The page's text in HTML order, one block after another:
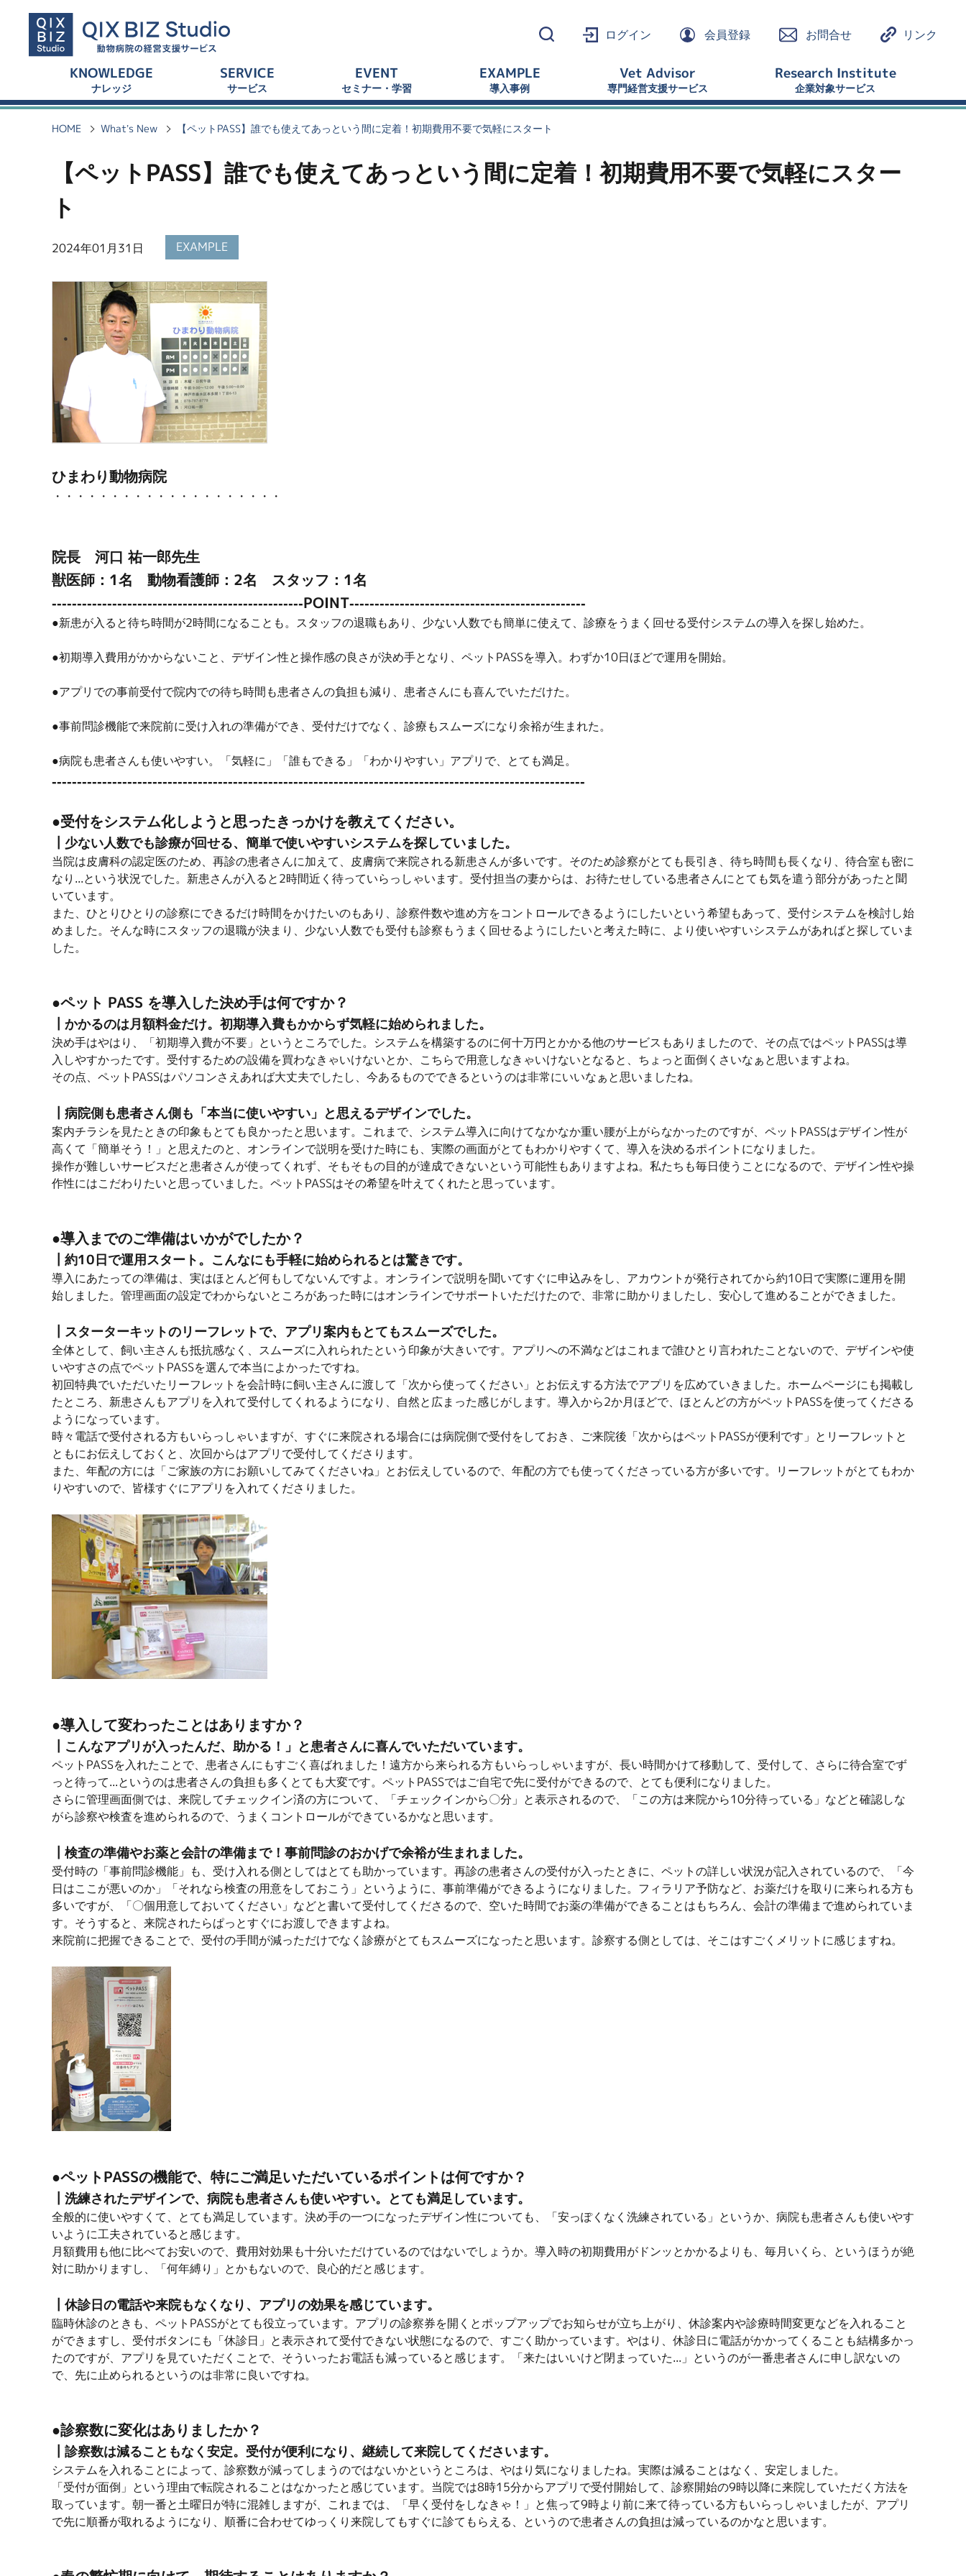
ログイン 会員登録 お問合せ リンク
KNOWLEDGE
ナレッジ
SERVICE
サービス
EVENT
セミナー・学習
EXAMPLE
導入事例
Vet Advisor
専門経営支援サービス
Research Institute
企業対象サービス
HOME What’s New 【ペットPASS】誰でも使えてあっという間に定着！初期費用不要で気軽にスタート
【ペットPASS】誰でも使えてあっという間に定着！初期費用不要で気軽にスター
ト
2024年01月31日 EXAMPLE
ひまわり動物病院
・・・・・・・・・・・・・・・・・・・・
院長 河口 祐一郎先生
獣医師：1名 動物看護師：2名 スタッフ：1名
--------------------------------------------------POINT-----------------------------------------------
●新患が入ると待ち時間が2時間になることも。スタッフの退職もあり、少ない人数でも簡単に使えて、診療をうまく回せる受付システムの導入を探し始めた。
●初期導入費用がかからないこと、デザイン性と操作感の良さが決め手となり、ペットPASSを導入。わずか10日ほどで運用を開始。
●アプリでの事前受付で院内での待ち時間も患者さんの負担も減り、患者さんにも喜んでいただけた。
●事前問診機能で来院前に受け入れの準備ができ、受付だけでなく、診療もスムーズになり余裕が生まれた。
●病院も患者さんも使いやすい。「気軽に」「誰もできる」「わかりやすい」アプリで、とても満足。
----------------------------------------------------------------------------------------------------------
●受付をシステム化しようと思ったきっかけを教えてください。
┃少ない人数でも診療が回せる、簡単で使いやすいシステムを探していました。
当院は皮膚科の認定医のため、再診の患者さんに加えて、皮膚病で来院される新患さんが多いです。そのため診察がとても長引き、待ち時間も長くなり、待合室も密に
なり...という状況でした。新患さんが入ると2時間近く待っていらっしゃいます。受付担当の妻からは、お待たせしている患者さんにとても気を遣う部分があったと聞
いています。
また、ひとりひとりの診察にできるだけ時間をかけたいのもあり、診察件数や進め方をコントロールできるようにしたいという希望もあって、受付システムを検討し始
めました。そんな時にスタッフの退職が決まり、少ない人数でも受付も診察もうまく回せるようにしたいと考えた時に、より使いやすいシステムがあればと探していま
した。
●ペット PASS を導入した決め手は何ですか？
┃かかるのは月額料金だけ。初期導入費もかからず気軽に始められました。
決め手はやはり、「初期導入費が不要」というところでした。システムを構築するのに何十万円とかかる他のサービスもありましたので、その点ではペットPASSは導
入しやすかったです。受付するための設備を買わなきゃいけないとか、こちらで用意しなきゃいけないとなると、ちょっと面倒くさいなぁと思いますよね。
その点、ペットPASSはパソコンさえあれば大丈夫でしたし、今あるものでできるというのは非常にいいなぁと思いましたね。
┃病院側も患者さん側も「本当に使いやすい」と思えるデザインでした。
案内チラシを見たときの印象もとても良かったと思います。これまで、システム導入に向けてなかなか重い腰が上がらなかったのですが、ペットPASSはデザイン性が
高くて「簡単そう！」と思えたのと、オンラインで説明を受けた時にも、実際の画面がとてもわかりやすくて、導入を決めるポイントになりました。
操作が難しいサービスだと患者さんが使ってくれず、そもそもの目的が達成できないという可能性もありますよね。私たちも毎日使うことになるので、デザイン性や操
作性にはこだわりたいと思っていました。ペットPASSはその希望を叶えてくれたと思っています。
●導入までのご準備はいかがでしたか？
┃約10日で運用スタート。こんなにも手軽に始められるとは驚きです。
導入にあたっての準備は、実はほとんど何もしてないんですよ。オンラインで説明を聞いてすぐに申込みをし、アカウントが発行されてから約10日で実際に運用を開
始しました。管理画面の設定でわからないところがあった時にはオンラインでサポートいただけたので、非常に助かりましたし、安心して進めることができました。
┃スターターキットのリーフレットで、アプリ案内もとてもスムーズでした。
全体として、飼い主さんも抵抗感なく、スムーズに入れられたという印象が大きいです。アプリへの不満などはこれまで誰ひとり言われたことないので、デザインや使
いやすさの点でペットPASSを選んで本当によかったですね。
初回特典でいただいたリーフレットを会計時に飼い主さんに渡して「次から使ってください」とお伝えする方法でアプリを広めていきました。ホームページにも掲載し
たところ、新患さんもアプリを入れて受付してくれるようになり、自然と広まった感じがします。導入から2か月ほどで、ほとんどの方がペットPASSを使ってくださる
ようになっています。
時々電話で受付される方もいらっしゃいますが、すぐに来院される場合には病院側で受付をしておき、ご来院後「次からはペットPASSが便利です」とリーフレットと
ともにお伝えしておくと、次回からはアプリで受付してくださります。
また、年配の方には「ご家族の方にお願いしてみてくださいね」とお伝えしているので、年配の方でも使ってくださっている方が多いです。リーフレットがとてもわか
りやすいので、皆様すぐにアプリを入れてくださりました。
●導入して変わったことはありますか？
┃こんなアプリが入ったんだ、助かる！」と患者さんに喜んでいただいています。
ペットPASSを入れたことで、患者さんにもすごく喜ばれました！遠方から来られる方もいらっしゃいますが、長い時間かけて移動して、受付して、さらに待合室でず
っと待って...というのは患者さんの負担も多くとても大変です。ペットPASSではご自宅で先に受付ができるので、とても便利になりました。
さらに管理画面側では、来院してチェックイン済の方について、「チェックインから〇分」と表示されるので、「この方は来院から10分待っている」などと確認しな
がら診察や検査を進められるので、うまくコントロールができているかなと思います。
┃検査の準備やお薬と会計の準備まで！事前問診のおかげで余裕が生まれました。
受付時の「事前問診機能」も、受け入れる側としてはとても助かっています。再診の患者さんの受付が入ったときに、ペットの詳しい状況が記入されているので、「今
日はここが悪いのか」「それなら検査の用意をしておこう」というように、事前準備ができるようになりました。フィラリア予防など、お薬だけを取りに来られる方も
多いですが、「〇個用意しておいてください」などと書いて受付してくださるので、空いた時間でお薬の準備ができることはもちろん、会計の準備まで進められていま
す。そうすると、来院されたらぱっとすぐにお渡しできますよね。
来院前に把握できることで、受付の手間が減っただけでなく診療がとてもスムーズになったと思います。診察する側としては、そこはすごくメリットに感じますね。
●ペットPASSの機能で、特にご満足いただいているポイントは何ですか？
┃洗練されたデザインで、病院も患者さんも使いやすい。とても満足しています。
全般的に使いやすくて、とても満足しています。決め手の一つになったデザイン性についても、「安っぽくなく洗練されている」というか、病院も患者さんも使いやす
いように工夫されていると感じます。
月額費用も他に比べてお安いので、費用対効果も十分いただけているのではないでしょうか。導入時の初期費用がドンッとかかるよりも、毎月いくら、というほうが絶
対に助かりますし、「何年縛り」とかもないので、良心的だと感じます。
┃休診日の電話や来院もなくなり、アプリの効果を感じています。
臨時休診のときも、ペットPASSがとても役立っています。アプリの診察券を開くとポップアップでお知らせが立ち上がり、休診案内や診療時間変更などを入れること
ができますし、受付ボタンにも「休診日」と表示されて受付できない状態になるので、すごく助かっています。やはり、休診日に電話がかかってくることも結構多かっ
たのですが、アプリを見ていただくことで、そういったお電話も減っていると感じます。「来たはいいけど閉まっていた...」というのが一番患者さんに申し訳ないの
で、先に止められるというのは非常に良いですね。
●診察数に変化はありましたか？
┃診察数は減ることもなく安定。受付が便利になり、継続して来院してくださいます。
システムを入れることによって、診察数が減ってしまうのではないかというところは、やはり気になりましたね。実際は減ることはなく、安定しました。
「受付が面倒」という理由で転院されることはなかったと感じています。当院では8時15分からアプリで受付開始して、診察開始の9時以降に来院していただく方法を
取っています。朝一番と土曜日が特に混雑しますが、これまでは、「早く受付をしなきゃ！」と焦って9時より前に来て待っている方もいらっしゃいましたが、アプリ
で先に順番が取れるようになり、順番に合わせてゆっくり来院してもすぐに診てもらえる、というので患者さんの負担は減っているのかなと思います。